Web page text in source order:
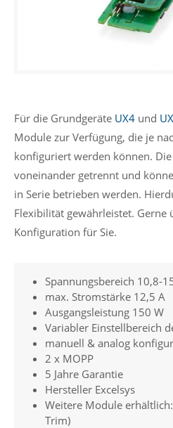
Für die Grundgeräte UX4 und
Module zur Verfügung, die je
konfiguriert werden können.
voneinander getrennt und
in Serie betrieben werden.
Flexibilität gewährleistet. Gerne
Konfiguration für Sie.
Spannungsbereich 10,8-
max. Stromstärke 12,5 A
Ausgangsleistung 150 W
Variabler Einstellbereich
manuell & analog
2 x MOPP
5 Jahre Garantie
Hersteller Excelsys
Weitere Module
Trim)